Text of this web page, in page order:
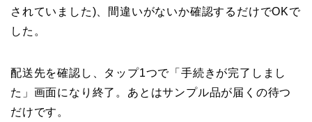
されていました)、間違いがないか確認するだけでOKで
した。
配送先を確認し、タップ1つで「手続きが完了しまし
た」画面になり終了。あとはサンプル品が届くの待つ
だけです。